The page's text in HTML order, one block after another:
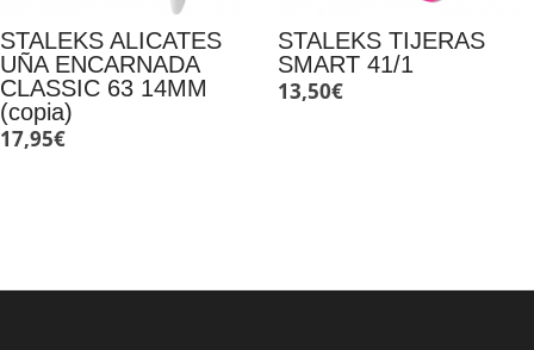
STALEKS ALICATES
UÑA ENCARNADA
CLASSIC 63 14MM
(copia)
17,95€
STALEKS TIJERAS
SMART 41/1
13,50€